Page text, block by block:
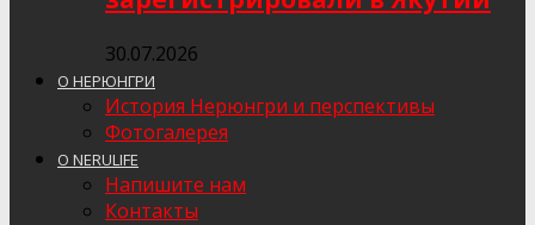
30.07.2026
О НЕРЮНГРИ
История Нерюнгри и перспективы
Фотогалерея
О NERULIFE
Напишите нам
Контакты